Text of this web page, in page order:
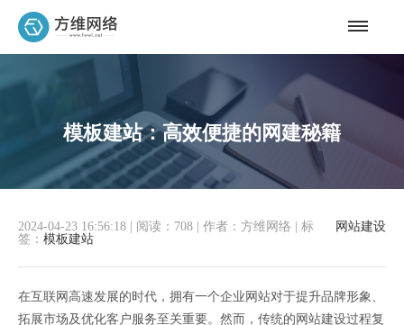
模板建站：高效便捷的网建秘籍
网站建设
2024-04-23 16:56:18 阅读：708 作者：方维网络
标
签： 模板建站
在互联网高速发展的时代，拥有一个企业网站对于提升品牌形象、
拓展市场及优化客户服务至关重要。然而，传统的网站建设过程复